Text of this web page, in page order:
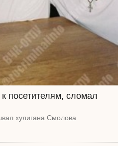
посетителям, сломал
хулигана Смолова